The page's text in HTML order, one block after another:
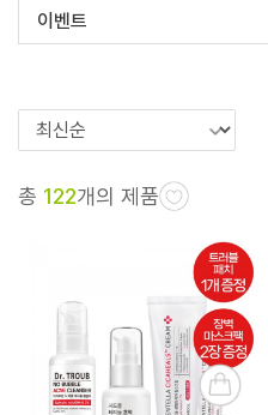
이벤트
총 122개의 제품